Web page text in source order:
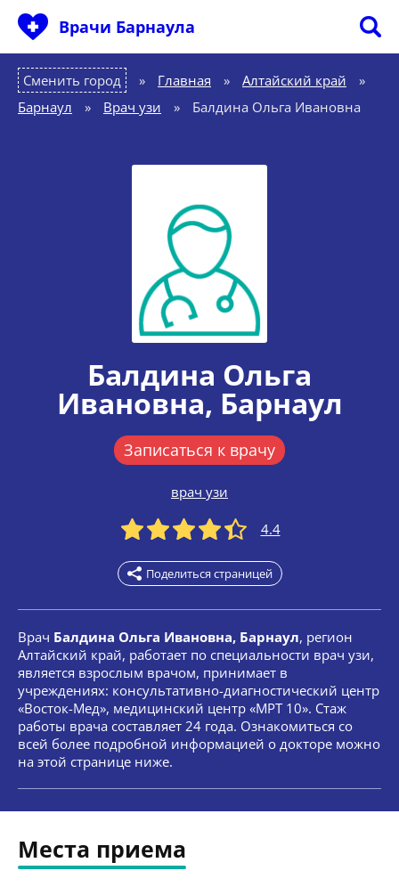
Врачи Барнаула
Сменить город Главная » Алтайский край
»
Барнаул
» Врач узи » Балдина Ольга Ивановна
Балдина Ольга
Ивановна, Барнаул
Записаться к врачу
врач узи
4.4
Поделиться страницей
Врач Балдина Ольга Ивановна, Барнаул, регион
Алтайский край, работает по специальности врач узи,
является взрослым врачом, принимает в
учреждениях: консультативно-диагностический центр
«Восток-Мед», медицинский центр «МРТ 10». Стаж
работы врача составляет 24 года. Ознакомиться со
всей более подробной информацией о докторе можно
на этой странице ниже.
Места приема